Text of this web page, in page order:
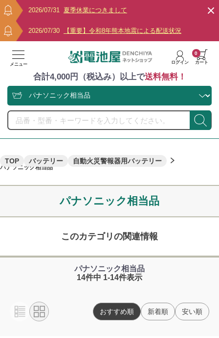
2026/07/31 夏季休業につきまして
2026/07/30 【重要】令和8年熊本地震による配送状況
メニュー ログイン カート
0
合計4,000円（税込み）以上で送料無料！
TOP バッテリー 自動火災警報器用バッテリー
パナソニック相当品
パナソニック相当品
このカテゴリの関連情報
パナソニック相当品
14件中 1-14件表示
おすすめ順 新着順 安い順